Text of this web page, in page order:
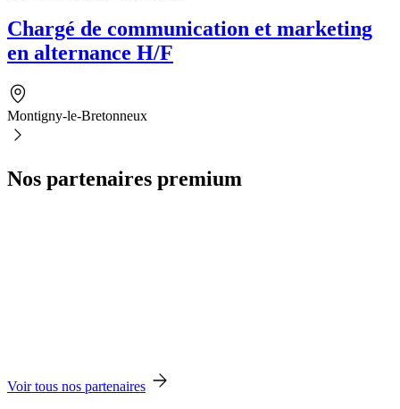
Chargé de communication et marketing
en alternance H/F
Montigny-le-Bretonneux
Nos partenaires premium
Voir tous nos partenaires